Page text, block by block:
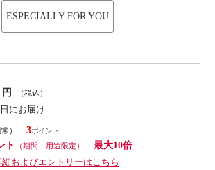
ESPECIALLY FOR YOU
円 （税込）
にお届け
常）
3
ト
（期間・用途限定）
最大10倍
およびエントリーはこちら